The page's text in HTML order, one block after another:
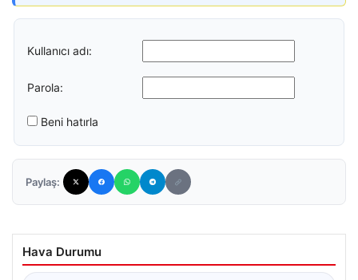
Kullanıcı adı:
Parola:
Beni hatırla
Paylaş:
Hava Durumu